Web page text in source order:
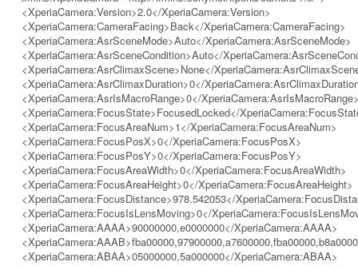
<XperiaCamera:Version>2.0</XperiaCamera:Version>
<XperiaCamera:CameraFacing>Back</XperiaCamera:CameraFacing>
<XperiaCamera:AsrSceneMode>Auto</XperiaCamera:AsrSceneMode>
<XperiaCamera:AsrSceneCondition>Auto</
<XperiaCamera:AsrClimaxScene>None</
<XperiaCamera:AsrClimaxDuration>0</
<XperiaCamera:AsrIsMacroRange>0</
<XperiaCamera:FocusState>FocusedLocked</
<XperiaCamera:FocusAreaNum>1</XperiaCamera:FocusAreaNum>
<XperiaCamera:FocusPosX>0</XperiaCamera:FocusPosX>
<XperiaCamera:FocusPosY>0</XperiaCamera:FocusPosY>
<XperiaCamera:FocusAreaWidth>0</XperiaCamera:FocusAreaWidth>
<XperiaCamera:FocusAreaHeight>0</XperiaCamera:FocusAreaHeight>
<XperiaCamera:FocusDistance>978.542053</
<XperiaCamera:FocusIsLensMoving>0</
<XperiaCamera:AAAA>90000000,e0000000</XperiaCamera:AAAA>
<XperiaCamera:ABAA>05000000,5a000000</XperiaCamera:ABAA>